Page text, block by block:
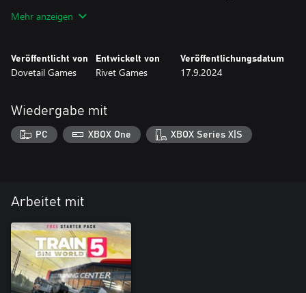
Untergrund-Seele bei, haben aber moderne Führerstände,
In Train Sim World 2 übernehmen Sie die Kontrolle über diesen
Class 484!
Mehr anzeigen
Veröffentlicht von
Dovetail Games
Entwickelt von
Rivet Games
Veröffentlichungsdatum
17.9.2024
Wiedergabe mit
PC XBOX One XBOX Series X|S
Arbeitet mit